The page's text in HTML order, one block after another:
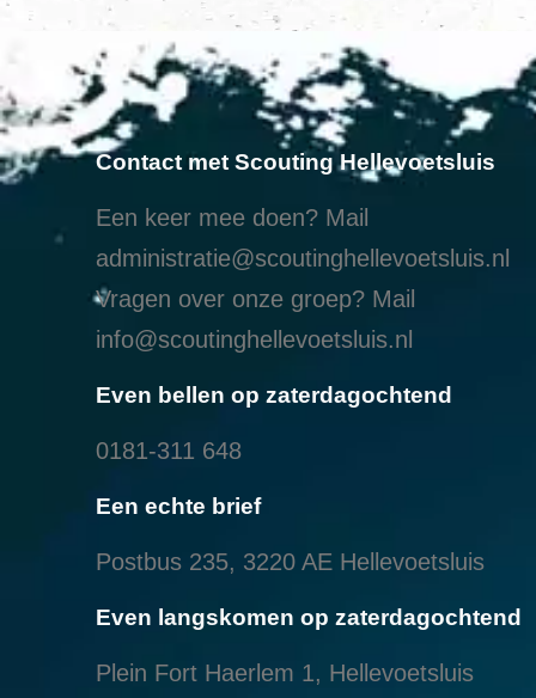
Contact met Scouting Hellevoetsluis
Een keer mee doen? Mail
administratie@scoutinghellevoetsluis.nl
Vragen over onze groep? Mail
info@scoutinghellevoetsluis.nl
Even bellen op zaterdagochtend
0181-311 648
Een echte brief
Postbus 235, 3220 AE Hellevoetsluis
Even langskomen op zaterdagochtend
Plein Fort Haerlem 1, Hellevoetsluis